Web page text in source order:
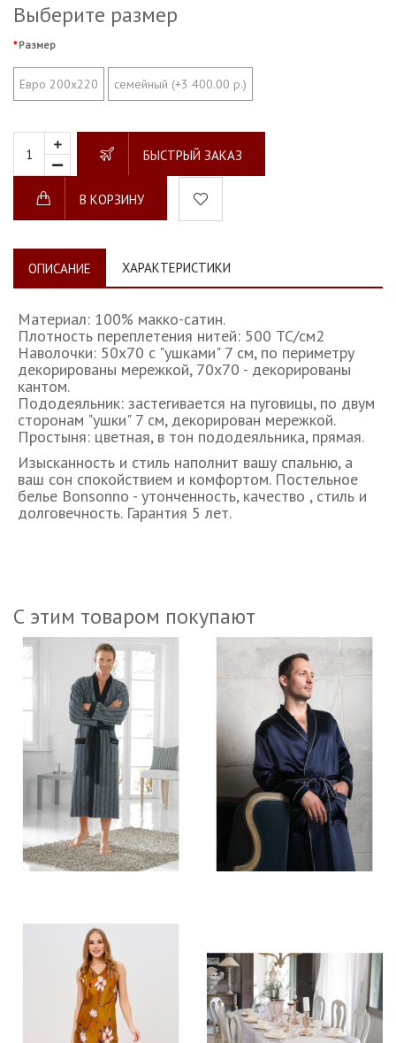
Выберите размер
Размер
Евро 200х220 семейный (+3 400.00 р.)
БЫСТРЫЙ ЗАКАЗ
В КОРЗИНУ
ОПИСАНИЕ ХАРАКТЕРИСТИКИ
Материал: 100% макко-сатин.
Плотность переплетения нитей: 500 TC/см2
Наволочки: 50х70 с "ушками" 7 см, по периметру
декорированы мережкой, 70х70 - декорированы
кантом.
Пододеяльник: застегивается на пуговицы, по двум
сторонам "ушки" 7 см, декорирован мережкой.
Простыня: цветная, в тон пододеяльника, прямая.
Изысканность и стиль наполнит вашу спальню, а
ваш сон спокойствием и комфортом. Постельное
белье Bonsonno - утонченность, качество , стиль и
долговечность. Гарантия 5 лет.
С этим товаром покупают